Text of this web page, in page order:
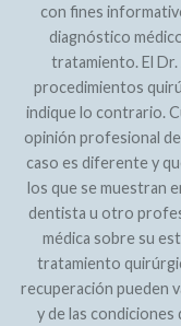
con fines
diagnóstico
tratamiento. El
procedimientos
indique lo contrario.
opinión profesional
caso es diferente y
los que se muestran
dentista u otro
médica sobre su
tratamiento
recuperación pueden
y de las